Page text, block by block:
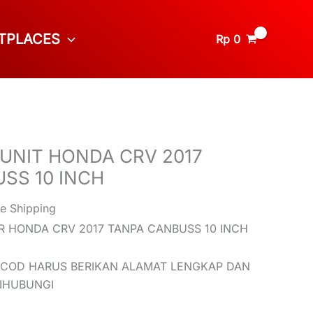
Rp 0
HONDA CRV 2017
10 INCH
Shipping
HONDA CRV 2017 TANPA CANBUSS 10 INCH
HARUS BERIKAN ALAMAT LENGKAP DAN